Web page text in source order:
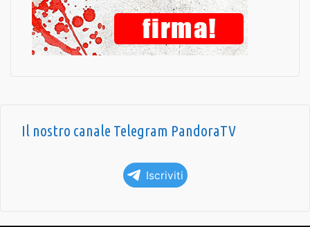
Il nostro canale Telegram PandoraTV
Iscriviti